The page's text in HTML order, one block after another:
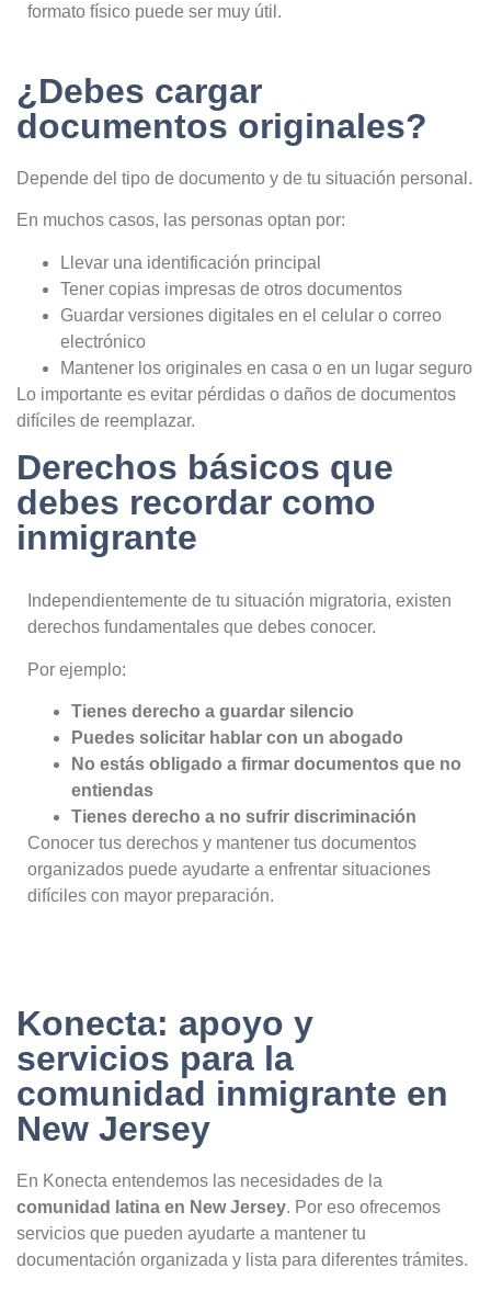
formato físico puede ser muy útil.
¿Debes cargar
documentos originales?
Depende del tipo de documento y de tu situación personal.
En muchos casos, las personas optan por:
Llevar una identificación principal
Tener copias impresas de otros documentos
Guardar versiones digitales en el celular o correo
electrónico
Mantener los originales en casa o en un lugar seguro
Lo importante es evitar pérdidas o daños de documentos
difíciles de reemplazar.
Derechos básicos que
debes recordar como
inmigrante
Independientemente de tu situación migratoria, existen
derechos fundamentales que debes conocer.
Por ejemplo:
Tienes derecho a guardar silencio
Puedes solicitar hablar con un abogado
No estás obligado a firmar documentos que no
entiendas
Tienes derecho a no sufrir discriminación
Conocer tus derechos y mantener tus documentos
organizados puede ayudarte a enfrentar situaciones
difíciles con mayor preparación.
Konecta: apoyo y
servicios para la
comunidad inmigrante en
New Jersey
En Konecta entendemos las necesidades de la
comunidad latina en New Jersey. Por eso ofrecemos
servicios que pueden ayudarte a mantener tu
documentación organizada y lista para diferentes trámites.